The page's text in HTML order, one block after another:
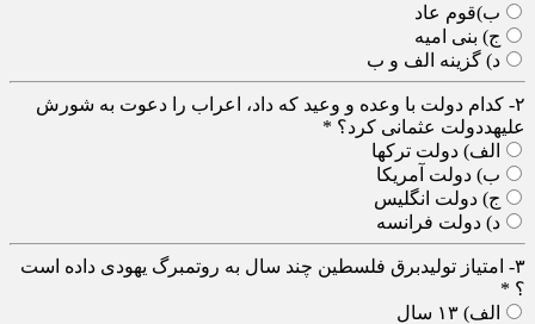
ب)قوم عاد
ج) بنی امیه
د) گزینه الف و ب
۲- کدام دولت با وعده و وعید که داد، اعراب را دعوت به شورش
علیهددولت عثمانی کرد؟ *
الف) دولت ترکها
ب) دولت آمریکا
ج) دولت انگلیس
د) دولت فرانسه
۳- امتیاز تولیدبرق فلسطین چند سال به روتمبرگ یهودی داده است
؟ *
الف) ۱۳ سال